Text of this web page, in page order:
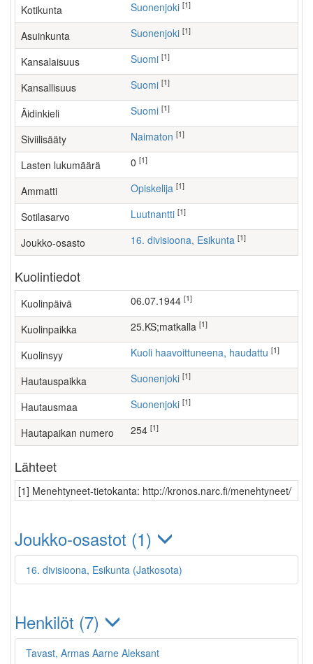
Kotikunta Suonenjoki [1]
Asuinkunta Suonenjoki [1]
Kansalaisuus Suomi [1]
Kansallisuus Suomi [1]
Äidinkieli Suomi [1]
Siviilisääty Naimaton [1]
Lasten lukumäärä [1]
Ammatti opiskelija [1]
Sotilasarvo Luutnantti [1]
Joukko-osasto 16. divisioona, Esikunta [1]
Kuolintiedot
Kuolinpäivä 06.07.1944 [1]
Kuolinpaikka 25.KS;matkalla [1]
Kuolinsyy Kuoli haavoittuneena, haudattu [1]
Hautauspaikka Suonenjoki [1]
Hautausmaa Suonenjoki [1]
Hautapaikan numero 254 [1]
Lähteet
[1] Menehtyneet-tietokanta: http://kronos.narc.fi/menehtyneet/
Joukko-osastot (1)
16. divisioona, Esikunta (Jatkosota)
Henkilöt (7)
Tavast, Armas Aarne Aleksant